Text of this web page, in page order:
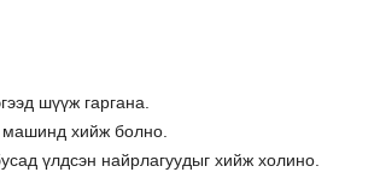
шүүж гаргана.
хийж болно.
үлдсэн найрлагуудыг хийж холино.